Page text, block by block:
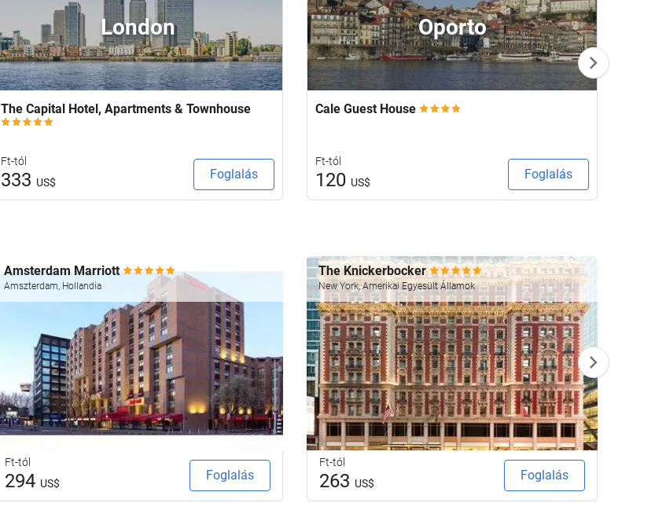
London
The Capital Hotel, Apartments & Townhouse
Ft-tól
333 US$
Foglalás
Oporto
Cale Guest House
Ft-tól
120 US$
Foglalás
Amsterdam Marriott
Amszterdam, Hollandia
Ft-tól
294 US$
Foglalás
The Knickerbocker
New York, Amerikai Egyesült Államok
Ft-tól
263 US$
Foglalás